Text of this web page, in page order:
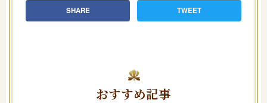
SHARE TWEET
おすすめ記事